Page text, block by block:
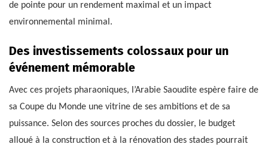
de pointe pour un rendement maximal et un impact
environnemental minimal.
Des investissements colossaux pour un
événement mémorable
Avec ces projets pharaoniques, l’Arabie Saoudite espère faire de
sa Coupe du Monde une vitrine de ses ambitions et de sa
puissance. Selon des sources proches du dossier, le budget
alloué à la construction et à la rénovation des stades pourrait